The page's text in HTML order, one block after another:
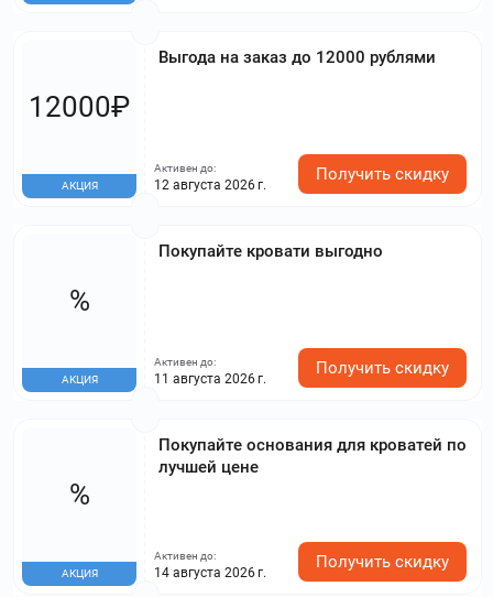
Выгода на заказ до 12000 рублями
12000₽
АКЦИЯ
Активен до:
12 августа 2026 г.
Получить скидку
Покупайте кровати выгодно
%
АКЦИЯ
Активен до:
11 августа 2026 г.
Получить скидку
Покупайте основания для кроватей по
лучшей цене
%
АКЦИЯ
Активен до:
14 августа 2026 г.
Получить скидку